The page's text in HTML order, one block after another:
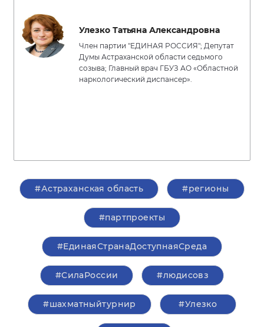
Улезко Татьяна Александровна
Член партии "ЕДИНАЯ РОССИЯ"; Депутат
Думы Астраханской области седьмого
созыва; Главный врач ГБУЗ АО «Областной
наркологический диспансер».
#Астраханская область #регионы
#партпроекты
#ЕдинаяСтранаДоступнаяСреда
#СилаРоссии #людисовз
#шахматныйтурнир #Улезко